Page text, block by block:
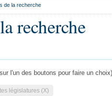
de la recherche
recherche
l'un des boutons pour faire un choix)
législatures (X)